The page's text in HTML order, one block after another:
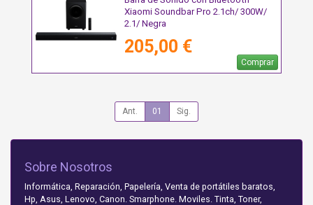
Xiaomi Soundbar Pro 2.1ch/ 300W/
2.1/ Negra
205,00 €
Comprar
Ant. 01 Sig.
Sobre Nosotros
Informática, Reparación, Papelería, Venta de portátiles baratos,
Hp, Asus, Lenovo, Canon. Smarphone. Moviles. Tinta, Toner,